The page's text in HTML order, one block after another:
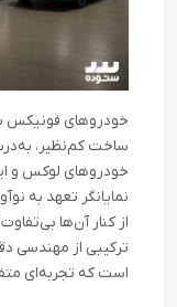
خودروهای فونیکس
ساخت کم‌نظیر،
خودروهای لوکس و
نمایانگر تعهد به
از کنار آن‌ها
ترکیبی از مهندسی
است که تجربه‌ای